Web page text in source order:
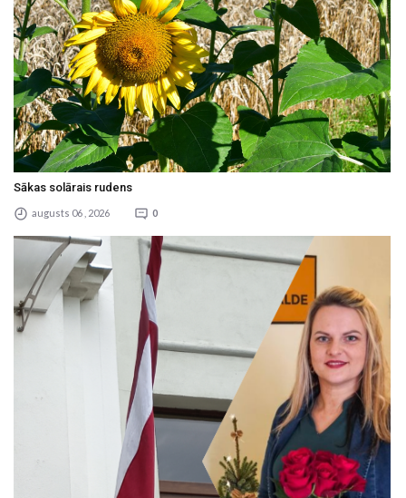
Sākas solārais rudens
augusts 06 , 2026 0